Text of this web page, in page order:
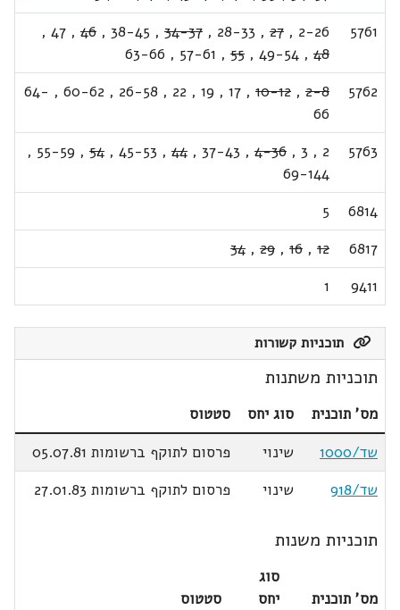
5761
2-26
,
27
,
28-33
,
34-37
,
38-45
,
46
,
47
,
48
,
49-54
,
55
,
57-61
,
63-66
5762
2-8
,
10-12
,
17
,
19
,
22
,
26-58
,
60-62
,
64-
66
5763
2
,
3
,
4-36
,
37-43
,
44
,
45-53
,
54
,
55-59
,
69-144
6814
5
6817
12
,
16
,
29
,
34
9411
1
תוכניות קשורות
תוכניות משתנות
מס' תוכנית סוג יחס
סטטוס
שד/1000
שינוי
פרסום לתוקף ברשומות 05.07.81
שד/918
שינוי פרסום לתוקף ברשומות 27.01.83
תוכניות משנות
מס' תוכנית
סוג
יחס
סטטוס